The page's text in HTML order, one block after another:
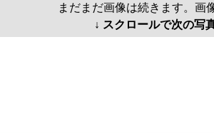
まだまだ画像は続きます。画
↓ スクロールで次の写